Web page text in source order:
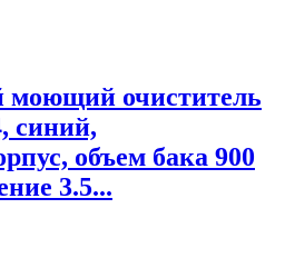
моющий очиститель
синий,
объем бака 900
3.5...